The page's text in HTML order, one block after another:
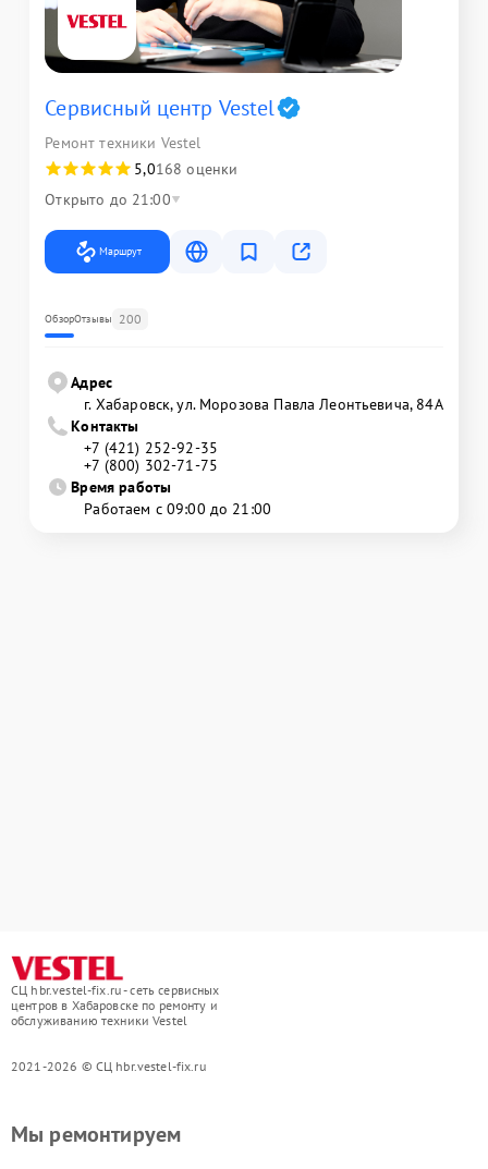
Сервисный центр Vestel
Ремонт техники Vestel
5,0168 оценки
Открыто до 21:00
Маршрут
ОбзорОтзывы 200
Адрес
г. Хабаровск, ул. Морозова Павла Леонтьевича, 84А
Контакты
+7 (421) 252-92-35
+7 (800) 302-71-75
Время работы
Работаем с 09:00 до 21:00
СЦ hbr.vestel-fix.ru - сеть сервисных
центров в Хабаровске по ремонту и
обслуживанию техники Vestel
2021-2026 © СЦ hbr.vestel-fix.ru
Мы ремонтируем